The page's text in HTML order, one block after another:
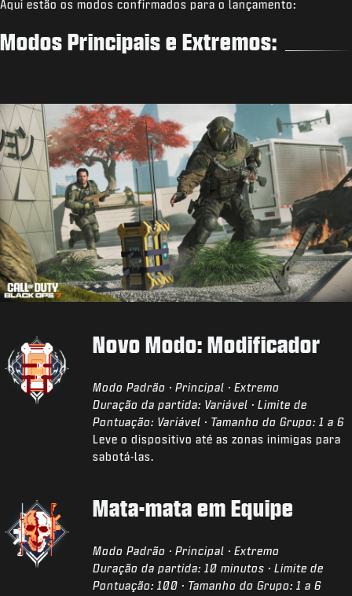
Aqui estão os modos confirmados para o lançamento:
Modos Principais e Extremos:
Novo Modo: Modificador
Modo Padrão · Principal · Extremo
Duração da partida: Variável · Limite de
Pontuação: Variável · Tamanho do Grupo: 1 a 6
Leve o dispositivo até as zonas inimigas para
sabotá-las.
Mata-mata em Equipe
Modo Padrão · Principal · Extremo
Duração da partida: 10 minutos · Limite de
Pontuação: 100 · Tamanho do Grupo: 1 a 6